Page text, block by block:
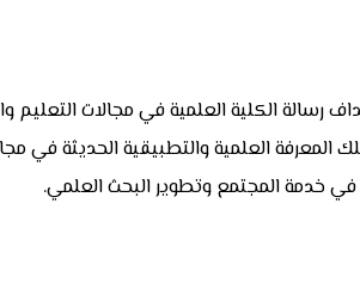
رسالة الكلية العلمية في مجالات
العلمية والتطبيقية الحديثة في
في خدمة المجتمع وتطوير البحث العلمي.